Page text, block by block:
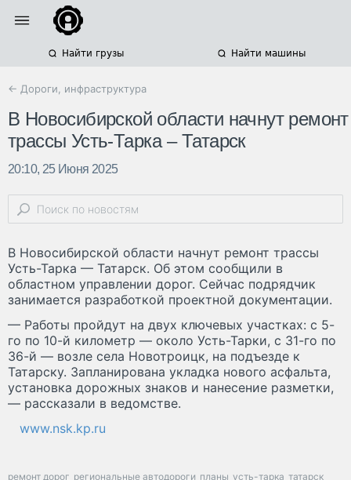
Найти грузы Найти машины
← Дороги, инфраструктура
В Новосибирской области начнут ремонт
трассы Усть-Тарка – Татарск
20:10, 25 Июня 2025
В Новосибирской области начнут ремонт трассы
Усть-Тарка — Татарск. Об этом сообщили в
областном управлении дорог. Сейчас подрядчик
занимается разработкой проектной документации.
— Работы пройдут на двух ключевых участках: с 5-
го по 10-й километр — около Усть-Тарки, с 31-го по
36-й — возле села Новотроицк, на подъезде к
Татарску. Запланирована укладка нового асфальта,
установка дорожных знаков и нанесение разметки,
— рассказали в ведомстве.
www.nsk.kp.ru
ремонт дорог региональные автодороги планы усть-тарка татарск